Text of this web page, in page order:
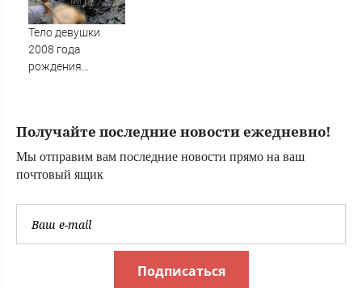
Тело девушки
2008 года
рождения
Получайте последние новости ежедневно!
Мы отправим вам последние новости прямо на ваш
почтовый ящик
Подписаться